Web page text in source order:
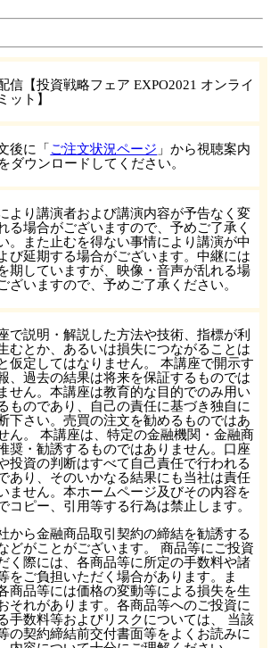
信【投資戦略フェア EXPO2021 オンライ
ット】
後に「 ご注文状況ページ 」から視聴案内
ダウンロードしてください。
より講演者および講演内容が予告なく変
る場合がございますので、予めご了承く
。また止むを得ない事情により講演が中
び延期する場合がございます。中継には
期していますが、映像・音声が乱れる場
ざいますので、予めご了承ください。
で説明・解説した方法や技術、指標が利
むとか、あるいは損失につながることは
仮定してはなりません。 本講座で開示す
、過去の結果は将来を保証するものでは
せん。本講座は教育的な目的でのみ用い
ものであり、自己の責任に基づき独自に
下さい。売買の注文を勧めるものではあ
ん。 本講座は、特定の金融機関・金融商
奨・勧誘するものではありません。口座
投資の判断はすべて自己責任で行われる
あり、そのいかなる結果にも当社は責任
ません。本ホームページ及びその内容を
コピー、引用等する行為は禁止します。
から金融商品取引契約の締結を勧誘する
どがことがございます。 商品等にご投資
く際には、各商品等に所定の手数料や諸
をご負担いただく場合があります。ま
商品等には価格の変動等による損失を生
それがあります。各商品等へのご投資に
手数料等およびリスクについては、 当該
の契約締結前交付書面等をよくお読みに